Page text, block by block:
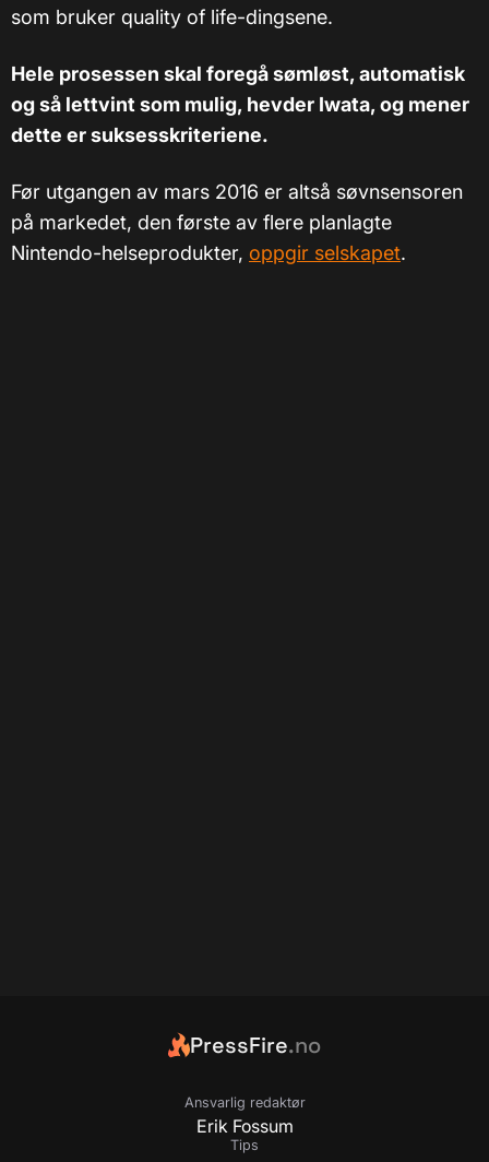
som bruker quality of life-dingsene.
Hele prosessen skal foregå sømløst, automatisk
og så lettvint som mulig, hevder Iwata, og mener
dette er suksesskriteriene.
Før utgangen av mars 2016 er altså søvnsensoren
på markedet, den første av flere planlagte
Nintendo-helseprodukter, oppgir selskapet.
PressFire.no
Ansvarlig redaktør
Erik Fossum
Tips